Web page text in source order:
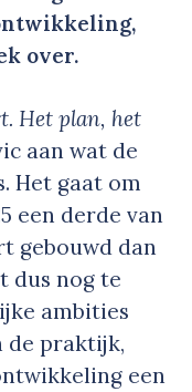
over.
Het plan, het
aan wat de
Het gaat om
een derde van
gebouwd dan
dus nog te
ambities
de praktijk,
een